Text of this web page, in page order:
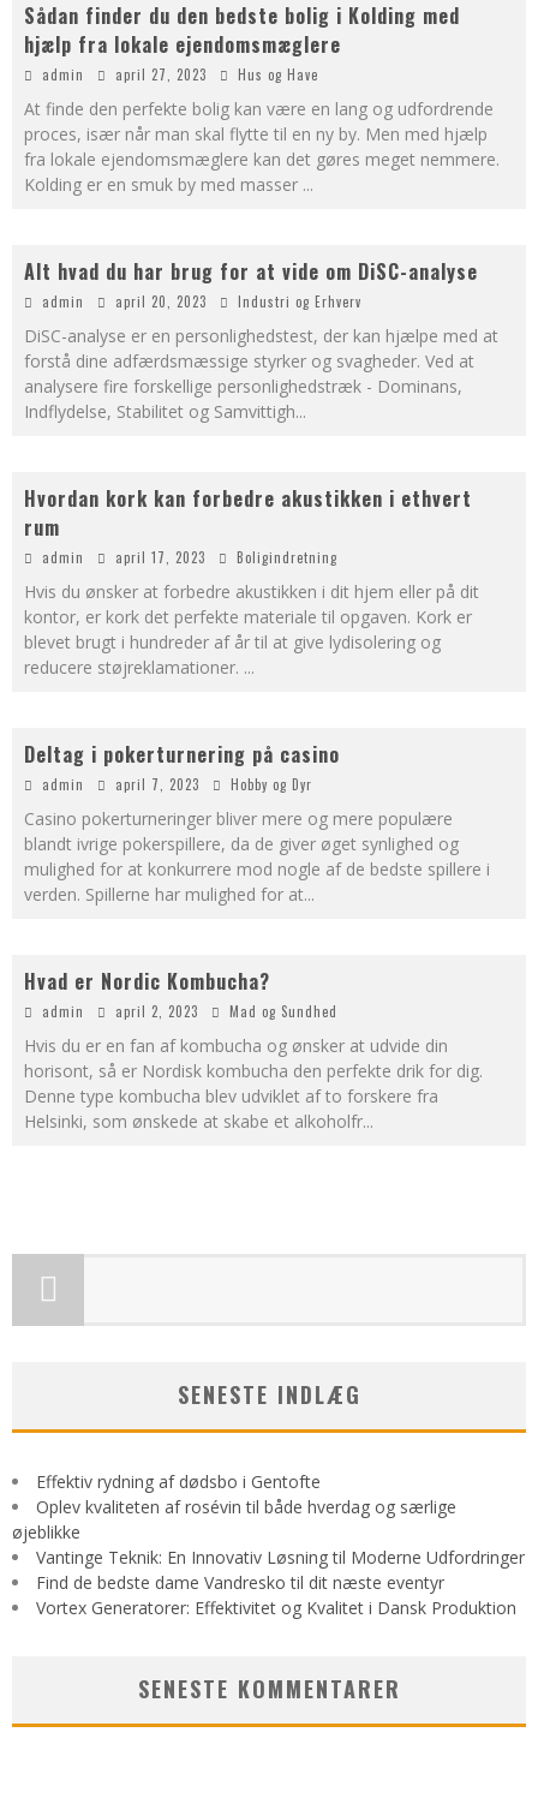
Sådan finder du den bedste bolig i Kolding med
hjælp fra lokale ejendomsmæglere
admin april 27, 2023 Hus og Have
At finde den perfekte bolig kan være en lang og udfordrende
proces, især når man skal flytte til en ny by. Men med hjælp
fra lokale ejendomsmæglere kan det gøres meget nemmere.
Kolding er en smuk by med masser ...
Alt hvad du har brug for at vide om DiSC-analyse
admin april 20, 2023 Industri og Erhverv
DiSC-analyse er en personlighedstest, der kan hjælpe med at
forstå dine adfærdsmæssige styrker og svagheder. Ved at
analysere fire forskellige personlighedstræk - Dominans,
Indflydelse, Stabilitet og Samvittigh...
Hvordan kork kan forbedre akustikken i ethvert
rum
admin april 17, 2023 Boligindretning
Hvis du ønsker at forbedre akustikken i dit hjem eller på dit
kontor, er kork det perfekte materiale til opgaven. Kork er
blevet brugt i hundreder af år til at give lydisolering og
reducere støjreklamationer. ...
Deltag i pokerturnering på casino
admin april 7, 2023 Hobby og Dyr
Casino pokerturneringer bliver mere og mere populære
blandt ivrige pokerspillere, da de giver øget synlighed og
mulighed for at konkurrere mod nogle af de bedste spillere i
verden. Spillerne har mulighed for at...
Hvad er Nordic Kombucha?
admin april 2, 2023 Mad og Sundhed
Hvis du er en fan af kombucha og ønsker at udvide din
horisont, så er Nordisk kombucha den perfekte drik for dig.
Denne type kombucha blev udviklet af to forskere fra
Helsinki, som ønskede at skabe et alkoholfr...
SENESTE INDLÆG
Effektiv rydning af dødsbo i Gentofte
Oplev kvaliteten af rosévin til både hverdag og særlige
øjeblikke
Vantinge Teknik: En Innovativ Løsning til Moderne Udfordringer
Find de bedste dame Vandresko til dit næste eventyr
Vortex Generatorer: Effektivitet og Kvalitet i Dansk Produktion
SENESTE KOMMENTARER